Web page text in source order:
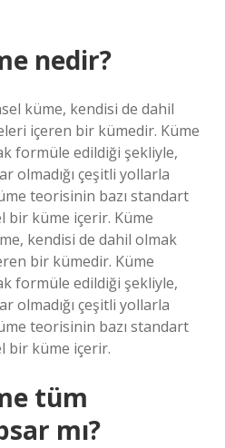
nedir?
küme, kendisi de dahil
içeren bir kümedir. Küme
formüle edildiği şekliyle,
olmadığı çeşitli yollarla
teorisinin bazı standart
bir küme içerir. Küme
kendisi de dahil olmak
bir kümedir. Küme
formüle edildiği şekliyle,
olmadığı çeşitli yollarla
teorisinin bazı standart
bir küme içerir.
tüm
mı?